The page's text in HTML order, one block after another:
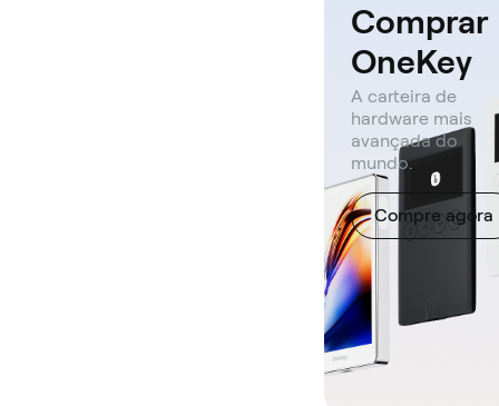
Comprar
OneKey
A carteira de
hardware mais
avançada do
mundo.
Compre agora